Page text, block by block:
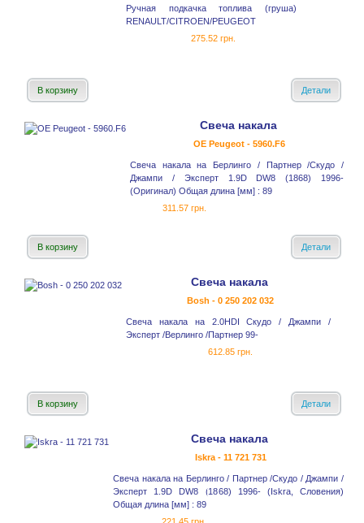
Ручная подкачка топлива (груша)
RENAULT/CITROEN/PEUGEOT
275.52 грн.
В корзину Детали
Свеча накала
OE Peugeot - 5960.F6
Свеча накала на Берлинго / Партнер /Скудо /
Джампи / Эксперт 1.9D DW8 (1868) 1996-
(Оригинал) Общая длина [мм] : 89
311.57 грн.
В корзину Детали
Свеча накала
Bosh - 0 250 202 032
Свеча накала на 2.0HDI Скудо / Джампи /
Эксперт /Верлинго /Партнер 99-
612.85 грн.
В корзину Детали
Свеча накала
Iskra - 11 721 731
Свеча накала на Берлинго / Партнер /Скудо / Джампи /
Эксперт 1.9D DW8 (1868) 1996- (Iskra, Словения)
Общая длина [мм] : 89